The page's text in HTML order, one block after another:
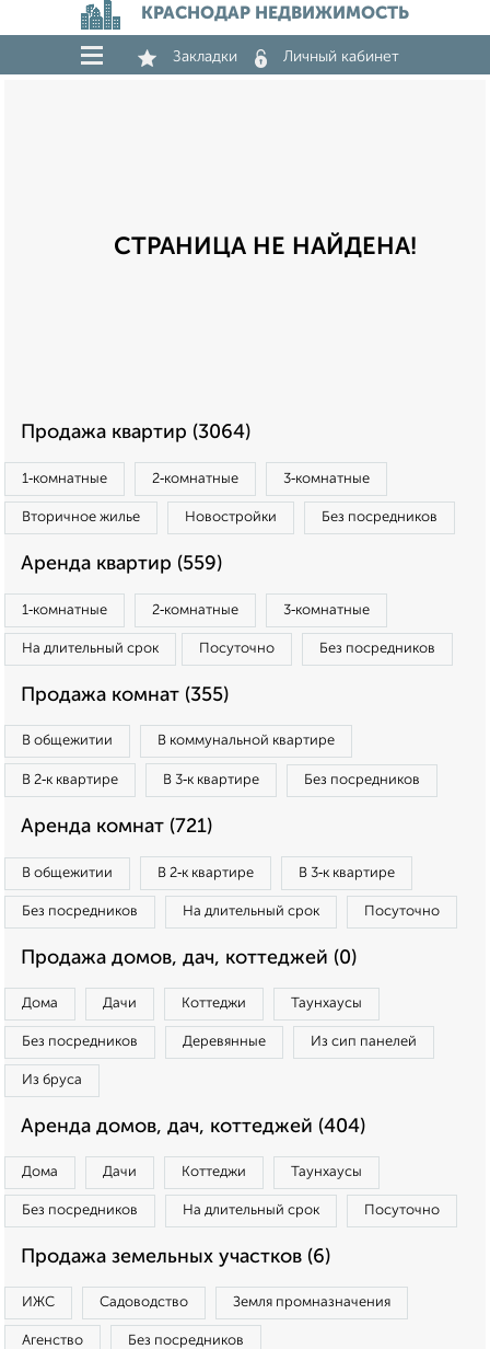
КРАСНОДАР НЕДВИЖИМОСТЬ
Закладки Личный кабинет
СТРАНИЦА НЕ НАЙДЕНА!
Продажа квартир (3064)
1‑комнатные 2‑комнатные 3‑комнатные
Вторичное жилье Новостройки Без посредников
Аренда квартир (559)
1‑комнатные 2‑комнатные 3‑комнатные
На длительный срок Посуточно Без посредников
Продажа комнат (355)
В общежитии В коммунальной квартире
В 2‑к квартире В 3‑к квартире Без посредников
Аренда комнат (721)
В общежитии В 2‑к квартире В 3‑к квартире
Без посредников На длительный срок Посуточно
Продажа домов, дач, коттеджей (0)
Дома Дачи Коттеджи Таунхаусы
Без посредников Деревянные Из сип панелей
Из бруса
Аренда домов, дач, коттеджей (404)
Дома Дачи Коттеджи Таунхаусы
Без посредников На длительный срок Посуточно
Продажа земельных участков (6)
ИЖС Садоводство Земля промназначения
Агенство Без посредников